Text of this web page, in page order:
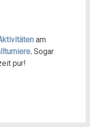
am
. Sogar
pur!